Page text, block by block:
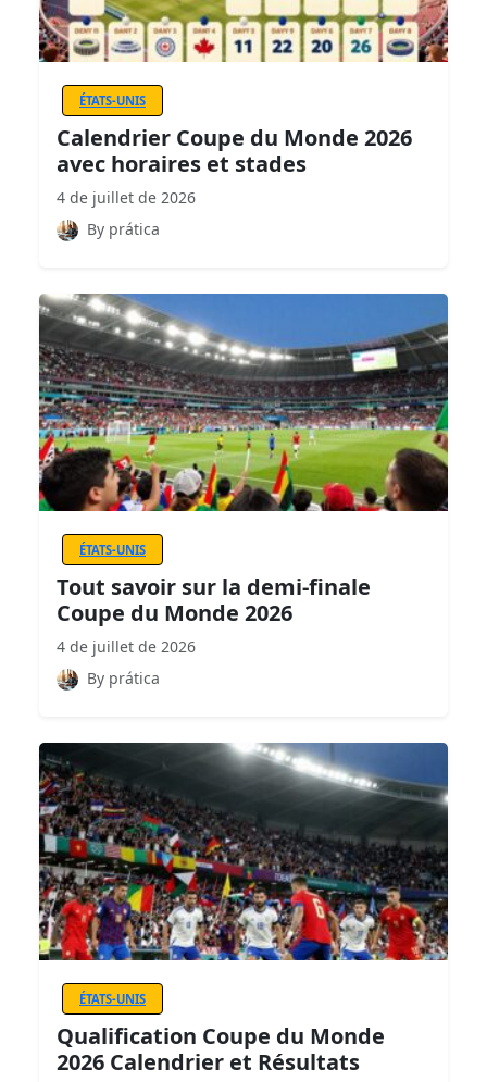
ÉTATS-UNIS
Calendrier Coupe du Monde 2026
avec horaires et stades
4 de juillet de 2026
By prática
ÉTATS-UNIS
Tout savoir sur la demi-finale
Coupe du Monde 2026
4 de juillet de 2026
By prática
ÉTATS-UNIS
Qualification Coupe du Monde
2026 Calendrier et Résultats